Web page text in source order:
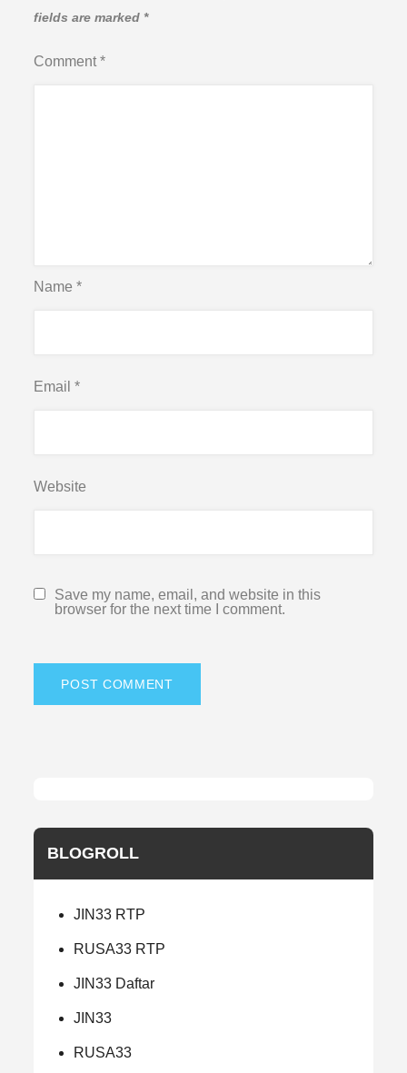
fields are marked *
Comment*
Name*
Email*
Website
Save my name, email, and website in this
browser for the next time I comment.
BLOGROLL
JIN33 RTP
RUSA33 RTP
JIN33 Daftar
JIN33
RUSA33